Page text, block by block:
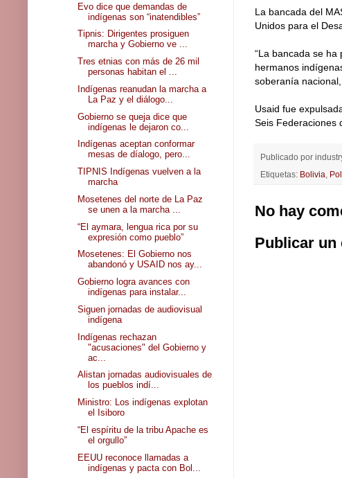
La bancada del
Unidos para el
“La bancada se
hermanos
soberanía
Usaid fue
Seis Federaciones
Publicado por
Etiquetas: Bolivia
No hay
Publicar un
Evo dice que demandas de
indígenas son “inatendibles”
Tipnis: Dirigentes prosiguen
marcha y Gobierno ve ...
Tres etnias con más de 26 mil
personas habitan el ...
Indígenas reanudan la marcha a
La Paz y el diálogo...
Gobierno se queja dice que
indígenas le dejaron co...
Indígenas aceptan conformar
mesas de díalogo, pero...
TIPNIS Indígenas vuelven a la
marcha
Mosetenes del norte de La Paz
se unen a la marcha ...
“El aymara, lengua rica por su
expresión como pueblo”
Mosetenes: El Gobierno nos
abandonó y USAID nos ay...
Gobierno logra avances con
indígenas para instalar...
Siguen jornadas de audiovisual
indígena
Indígenas rechazan
"acusaciones" del Gobierno y
ac...
Alistan jornadas audiovisuales de
los pueblos indí...
Ministro: Los indígenas explotan
el Isiboro
“El espíritu de la tribu Apache es
el orgullo”
EEUU reconoce llamadas a
indígenas y pacta con Bol...